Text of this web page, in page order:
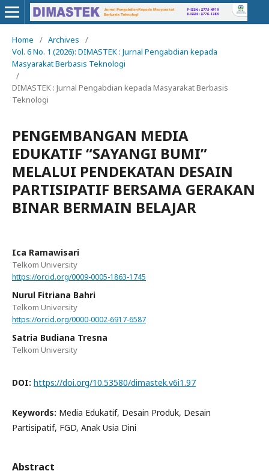
Home / Archives
/
Vol. 6 No. 1 (2026): DIMASTEK : Jurnal Pengabdian kepada
Masyarakat Berbasis Teknologi
/
DIMASTEK : Jurnal Pengabdian kepada Masyarakat Berbasis
Teknologi
PENGEMBANGAN MEDIA
EDUKATIF “SAYANGI BUMI”
MELALUI PENDEKATAN DESAIN
PARTISIPATIF BERSAMA GERAKAN
BINAR BERMAIN BELAJAR
Ica Ramawisari
Telkom University
https://orcid.org/0009-0005-1863-1745
Nurul Fitriana Bahri
Telkom University
https://orcid.org/0000-0002-6917-6587
Satria Budiana Tresna
Telkom University
DOI: https://doi.org/10.53580/dimastek.v6i1.97
Keywords: Media Edukatif, Desain Produk, Desain
Partisipatif, FGD, Anak Usia Dini
Abstract